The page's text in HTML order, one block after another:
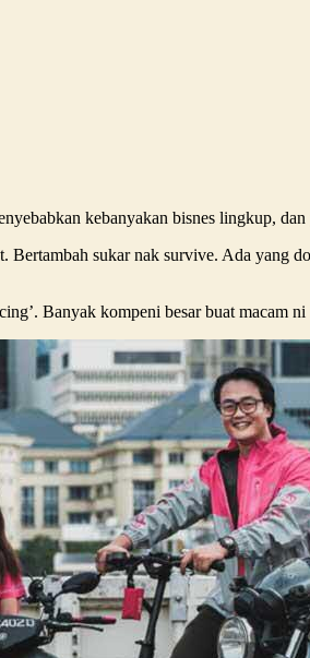
kebanyakan bisnes lingkup,
sukar nak survive. Ada yang
Banyak kompeni besar buat macam